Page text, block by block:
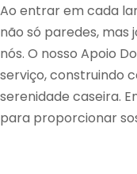
Ao entrar em cada
não só paredes,
nós. O nosso Apoio
serviço, construindo
serenidade caseira.
para proporcionar